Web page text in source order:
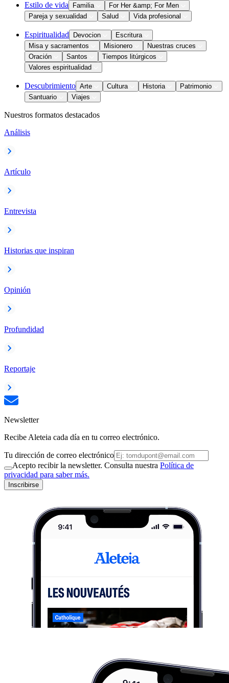
Estilo de vida Familia
For Her &amp; For Men
Pareja y sexualidad
Salud Vida profesional
Espiritualidad Devocion
Escritura
Misa y sacramentos
Misionero
Nuestras cruces
Oración
Santos
Tiempos litúrgicos
Valores espiritualidad
Descubrimiento Arte Cultura Historia
Patrimonio
Santuario
Viajes
Nuestros formatos destacados
Análisis
Artículo
Entrevista
Historias que inspiran
Opinión
Profundidad
Reportaje
Newsletter
Recibe Aleteia cada día en tu correo electrónico.
Tu dirección de correo electrónico
Acepto recibir la newsletter. Consulta nuestra Política de
privacidad para saber más.
Inscribirse